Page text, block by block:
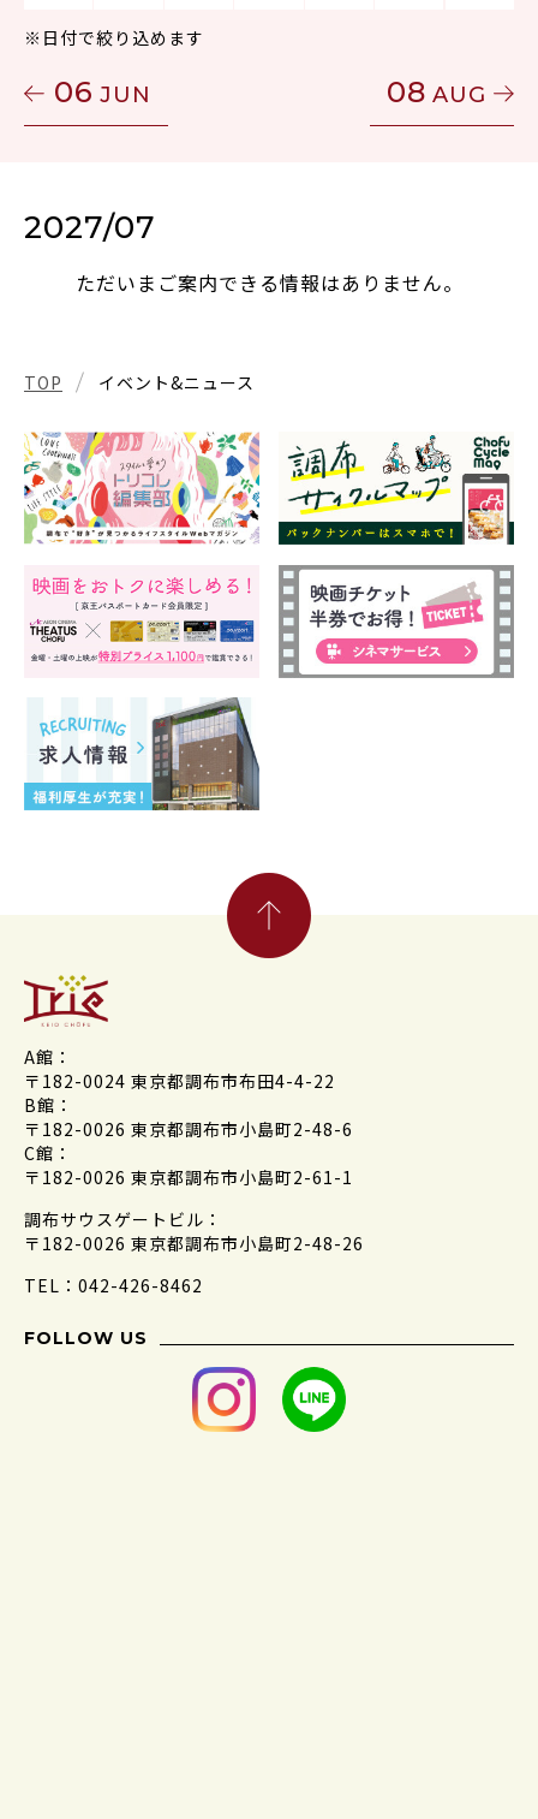
06 JUN
※日付で絞り込めます
08 AUG
2027/07
ただいまご案内できる情報はありません。
TOP イベント&ニュース
A館：
〒182-0024 東京都調布市布田4-4-22
B館：
〒182-0026 東京都調布市小島町2-48-6
C館：
〒182-0026 東京都調布市小島町2-61-1
調布サウスゲートビル：
〒182-0026 東京都調布市小島町2-48-26
TEL：042-426-8462
FOLLOW US